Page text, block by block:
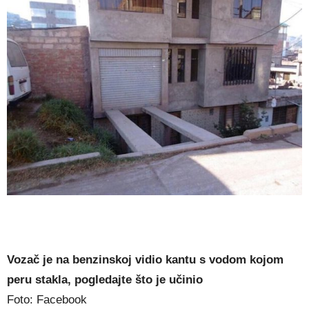
Vozač je na benzinskoj vidio kantu s vodom kojom
peru stakla, pogledajte što je učinio
Foto: Facebook